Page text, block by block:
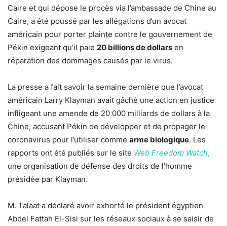
Caire et qui dépose le procès via l’ambassade de Chine au
Caire, a été poussé par les allégations d’un avocat
américain pour porter plainte contre le gouvernement de
Pékin exigeant qu’il paie 20 billions de dollars en
réparation des dommages causés par le virus.
La presse a fait savoir la semaine dernière que l’avocat
américain Larry Klayman avait gâché une action en justice
infligeant une amende de 20 000 milliards de dollars à la
Chine, accusant Pékin de développer et de propager le
coronavirus pour l’utiliser comme arme biologique. Les
rapports ont été publiés sur le site Web Freedom Watch,
une organisation de défense des droits de l’homme
présidée par Klayman.
M. Talaat a déclaré avoir exhorté le président égyptien
Abdel Fattah El-Sisi sur les réseaux sociaux à se saisir de